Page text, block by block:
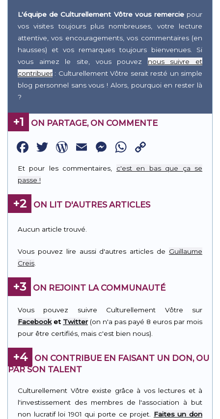
L'équipe de Culturellement Vôtre vous remerciepour
vos visites toujours plus nombreuses, votre lecture
attentive, vos encouragements, vos commentaires (en
hausses) et vos remarques toujours bienvenues. Si
vous aimez le site, vous pouvez nous suivre et
contribuer : Culturellement Vôtre serait resté un simple
blog personnel sans vous ! Alors, pourquoi en rester là
?
+1 ON PARTAGE, ON COMMENTE
Facebook
Twitter
WordPress
EmailMessenger
WhatsApp
Link
Et pour les commentaires, c'est en bas que ça se
passe !
+2 ON LIT D'AUTRES ARTICLES
Aucun article trouvé.
Vous pouvez lire aussi d'autres articles de Guillaume
Creis.
+3 ON REJOINT LA COMMUNAUTÉ
Vous pouvez suivre Culturellement Vôtre sur
Facebooket Twitter(on n'a pas payé 8 euros par mois
pour être certifiés, mais c'est bien nous).
+4
ON CONTRIBUE EN FAISANT UN DON, OU
PAR SON TALENT
Culturellement Vôtre existe grâce à vos lectures et à
l'investissement des membres de l'association à but
non lucratif loi 1901 qui porte ce projet. Faites un don